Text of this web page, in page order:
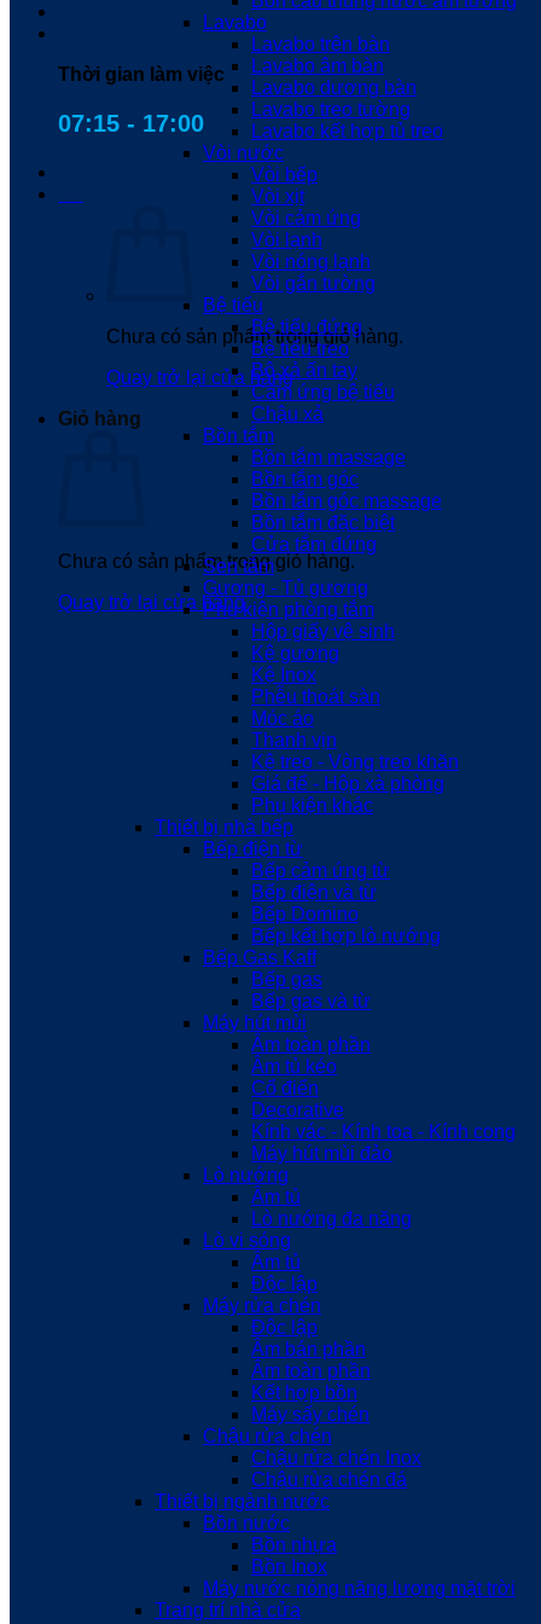
Thời gian làm việc
07:15 - 17:00
Chưa có sản phẩm trong giỏ hàng.
Quay trở lại cửa hàng
Giỏ hàng
Chưa có sản phẩm trong giỏ hàng.
Quay trở lại cửa hàng
Lavabo
Lavabo trên bàn
Lavabo âm bàn
Lavabo dương bàn
Lavabo treo tường
Lavabo kết hợp tủ treo
Vòi nước
Vòi bếp
Vòi xịt
Vòi cảm ứng
Vòi lạnh
Vòi nóng lạnh
Vòi gắn tường
Bệ tiểu
Bệ tiểu đứng
Bệ tiểu treo
Bộ xả ấn tay
Cảm ứng bệ tiểu
Chậu xả
Bồn tắm
Bồn tắm massage
Bồn tắm góc
Bồn tắm góc massage
Bồn tắm đặc biệt
Cửa tắm đứng
Sen tắm
Gương - Tủ gương
Phụ kiện phòng tắm
Hộp giấy vệ sinh
Kệ gương
Kệ Inox
Phễu thoát sàn
Móc áo
Thanh vịn
Kệ treo - Vòng treo khăn
Giá để - Hộp xà phòng
Phụ kiện khác
Thiết bị nhà bếp
Bếp điện từ
Bếp cảm ứng từ
Bếp điện và từ
Bếp Domino
Bếp kết hợp lò nướng
Bếp Gas Kaff
Bếp gas
Bếp gas và từ
Máy hút mùi
Âm toàn phần
Âm tủ kéo
Cổ điển
Decorative
Kính vác - Kính toa - Kính cong
Máy hút mùi đảo
Lò nướng
Âm tủ
Lò nướng đa năng
Lò vi sóng
Âm tủ
Độc lập
Máy rửa chén
Độc lập
Âm bán phần
Âm toàn phần
Kết hợp bồn
Máy sấy chén
Chậu rửa chén
Chậu rửa chén Inox
Chậu rửa chén đá
Thiết bị ngành nước
Bồn nước
Bồn nhựa
Bồn Inox
Máy nước nóng năng lượng mặt trời
Trang trí nhà cửa